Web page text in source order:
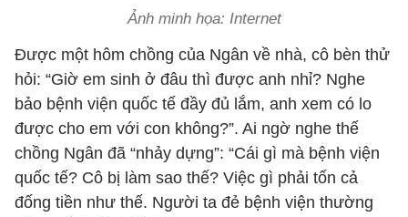
Ảnh minh họa: Internet
Được một hôm chồng của Ngân về nhà, cô bèn thử
hỏi: “Giờ em sinh ở đâu thì được anh nhỉ? Nghe
bảo bệnh viện quốc tế đầy đủ lắm, anh xem có lo
được cho em với con không?”. Ai ngờ nghe thế
chồng Ngân đã “nhảy dựng”: “Cái gì mà bệnh viện
quốc tế? Cô bị làm sao thế? Việc gì phải tốn cả
đống tiền như thế. Người ta đẻ bệnh viện thường